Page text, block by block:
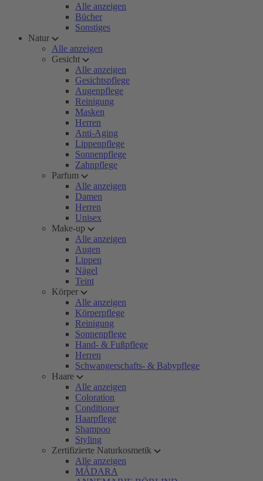
Alle anzeigen
Bücher
Sonstiges
Natur
Alle anzeigen
Gesicht
Alle anzeigen
Gesichtspflege
Augenpflege
Reinigung
Masken
Herren
Anti-Aging
Lippenpflege
Sonnenpflege
Zahnpflege
Parfum
Alle anzeigen
Damen
Herren
Unisex
Make-up
Alle anzeigen
Augen
Lippen
Nägel
Teint
Körper
Alle anzeigen
Körperpflege
Reinigung
Sonnenpflege
Hand- & Fußpflege
Herren
Schwangerschafts- & Babypflege
Haare
Alle anzeigen
Coloration
Conditioner
Haarpflege
Shampoo
Styling
Zertifizierte Naturkosmetik
Alle anzeigen
MÁDARA